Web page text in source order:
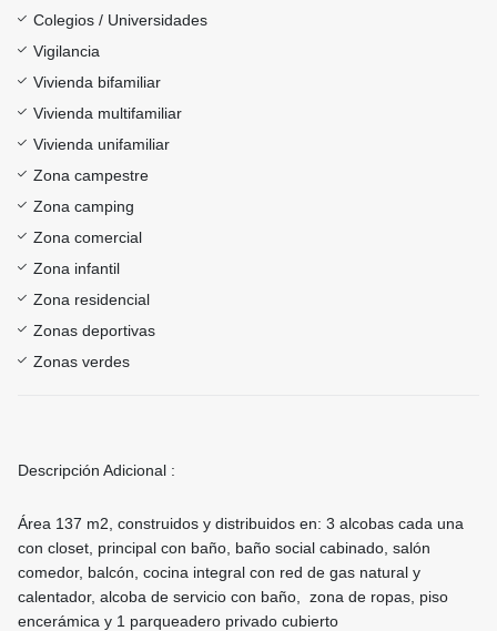
Colegios / Universidades
Vigilancia
Vivienda bifamiliar
Vivienda multifamiliar
Vivienda unifamiliar
Zona campestre
Zona camping
Zona comercial
Zona infantil
Zona residencial
Zonas deportivas
Zonas verdes
Descripción Adicional :
Área 137 m2, construidos y distribuidos en: 3 alcobas cada una
con closet, principal con baño, baño social cabinado, salón
comedor, balcón, cocina integral con red de gas natural y
calentador, alcoba de servicio con baño, zona de ropas, piso
encerámica y 1 parqueadero privado cubierto